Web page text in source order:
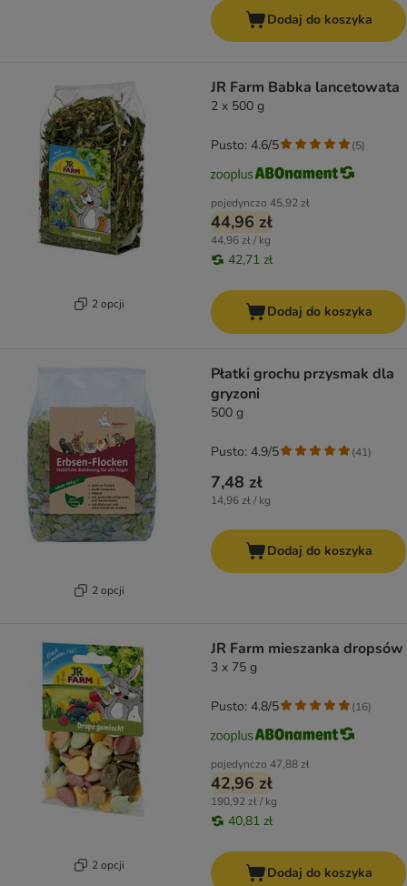
Dodaj do koszyka
2 opcji
JR Farm Babka lancetowata
2 x 500 g
pojedynczo 45,92 zł
44,96 zł
44,96 zł / kg
42,71 zł
Pusto: 4.6/5 (5)
Dodaj do koszyka
2 opcji
Płatki grochu przysmak dla
gryzoni
500 g
7,48 zł
14,96 zł / kg
Pusto: 4.9/5 (41)
Dodaj do koszyka
2 opcji
JR Farm mieszanka dropsów
3 x 75 g
pojedynczo 47,88 zł
42,96 zł
190,92 zł / kg
40,81 zł
Pusto: 4.8/5 (16)
Dodaj do koszyka